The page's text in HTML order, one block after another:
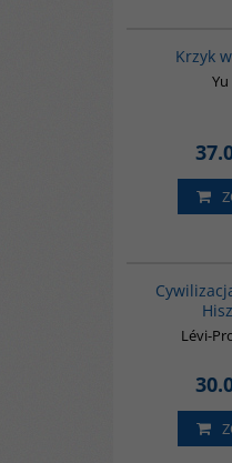
Krzyk
Lévi-